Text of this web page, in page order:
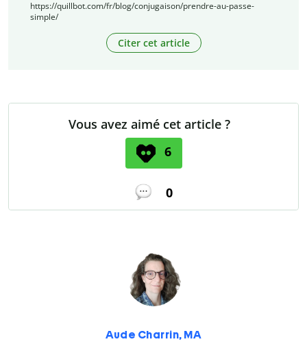
https://quillbot.com/fr/blog/conjugaison/prendre-au-passe-
simple/
Citer cet article
Vous avez aimé cet article ?
6
0
Aude Charrin, MA